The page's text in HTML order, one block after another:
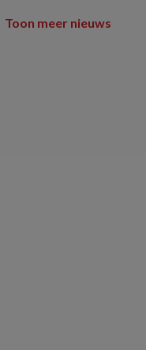
Toon meer nieuws